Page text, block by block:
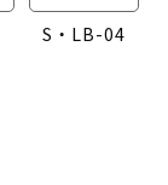
S・LB-04